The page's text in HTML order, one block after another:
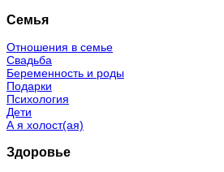
Семья
Отношения в семье
Свадьба
Беременность и роды
Подарки
Психология
Дети
А я холост(ая)
Здоровье